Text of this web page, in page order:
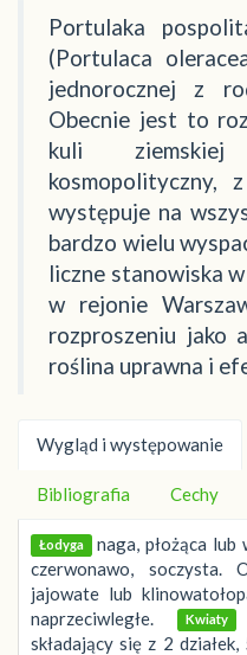
Portulaka
(Portulaca
jednorocznej z
Obecnie jest to
kuli
kosmopolityczny,
występuje na
bardzo wielu
liczne stanowiska
w rejonie
rozproszeniu jako
roślina uprawna i
Wygląd i występowanie
Bibliografia Cechy
Łodyga naga, płożąca lub
czerwonawo, soczysta.
jajowate lub
naprzeciwległe.
Kwiaty
składający się z 2